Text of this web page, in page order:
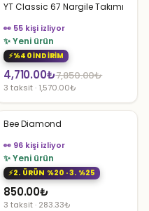
YT Classic 67 Nargile Takımı
👀 55 kişi izliyor
✨ Yeni ürün
%40 İNDİRİM
7,850.00₺
Orijinal
fiyat:
7,850.00₺.
4,710.00₺
Şu
andaki
fiyat:
4,710.00₺.
3 taksit · 1,570.00₺
Bee Diamond
👀 96 kişi izliyor
✨ Yeni ürün
2. ÜRÜN %20 · 3. %25
850.00₺
3 taksit · 283.33₺